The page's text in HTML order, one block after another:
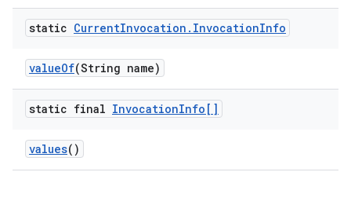
static CurrentInvocation . InvocationInfo
valueOf(String name)
static final InvocationInfo[]
values()